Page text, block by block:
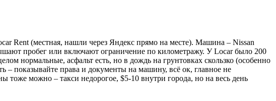
Rent (местная, нашли через Яндекс прямо на месте). Машина – Nissan
пробег или включают ограничение по километражу. У Locar было 200
нормальные, асфальт есть, но в дождь на грунтовках скользко (особенно
– показывайте права и документы на машину, всё ок, главное не
можно – такси недорогое, $5-10 внутри города, но на весь день